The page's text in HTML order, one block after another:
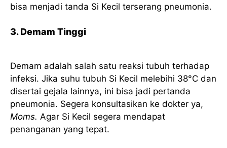
bisa menjadi tanda Si Kecil terserang pneumonia.
3. Demam Tinggi
Demam adalah salah satu reaksi tubuh terhadap
infeksi. Jika suhu tubuh Si Kecil melebihi 38°C dan
disertai gejala lainnya, ini bisa jadi pertanda
pneumonia. Segera konsultasikan ke dokter ya,
Moms. Agar Si Kecil segera mendapat
penanganan yang tepat.